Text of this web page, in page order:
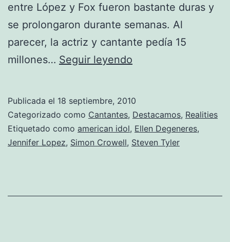
entre López y Fox fueron bastante duras y
se prolongaron durante semanas. Al
parecer, la actriz y cantante pedía 15
millones… Seguir leyendo
López
juzgará
en
Publicada el 18 septiembre, 2010
Categorizado como Cantantes, Destacamos, Realities
Etiquetado como american idol, Ellen Degeneres,
Jennifer Lopez, Simon Crowell, Steven Tyler